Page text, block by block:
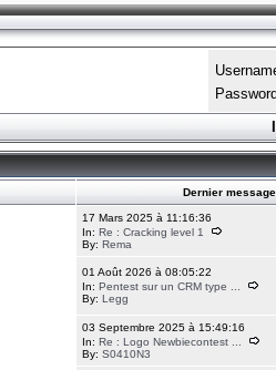
IRC
Newbie Connect
Partenaires
Réglement
L'incubateur
L'équipe
Hall Of Fame
Dernier message
17 Mars 2025 à 11:16:36
In: Re : Cracking level 1
By: Rema
01 Août 2026 à 08:05:22
In: Pentest sur un CRM type ...
By: Legg
03 Septembre 2025 à 15:49:16
In: Re : Logo Newbiecontest ...
By: S0410N3